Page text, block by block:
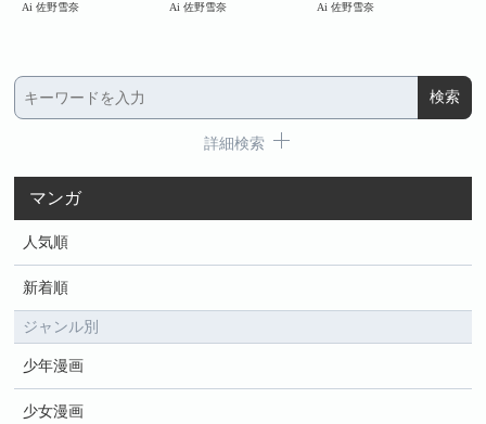
Ai 佐野雪奈 Ai 佐野雪奈 Ai 佐野雪奈
詳細検索
マンガ
人気順
新着順
ジャンル別
少年漫画
少女漫画